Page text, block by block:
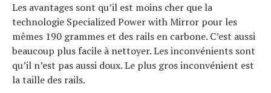
Les avantages sont qu’il est moins cher que la
technologie Specialized Power with Mirror pour les
mêmes 190 grammes et des rails en carbone. C’est aussi
beaucoup plus facile à nettoyer. Les inconvénients sont
qu’il n’est pas aussi doux. Le plus gros inconvénient est
la taille des rails.